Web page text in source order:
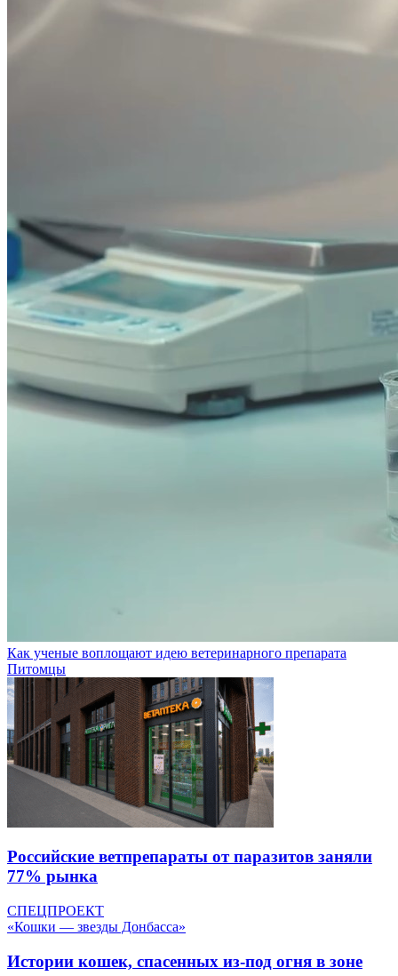
Как ученые воплощают идею ветеринарного препарата
Питомцы
Российские ветпрепараты от паразитов заняли
77% рынка
СПЕЦПРОЕКТ
«Кошки — звезды Донбасса»
Истории кошек, спасенных из-под огня в зоне